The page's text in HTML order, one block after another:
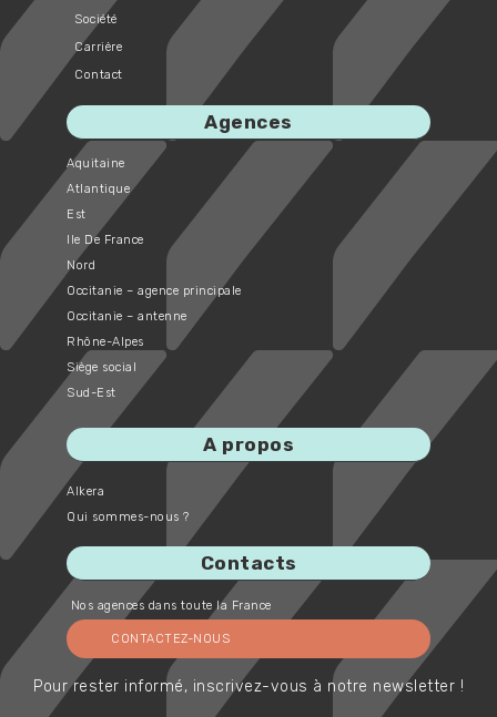
Société
Carrière
Contact
Agences
Aquitaine
Atlantique
Est
Ile De France
Nord
Occitanie – agence principale
Occitanie – antenne
Rhône-Alpes
Siège social
Sud-Est
A propos
Alkera
Qui sommes-nous ?
Contacts
Nos agences dans toute la France
CONTACTEZ-NOUS
Pour rester informé, inscrivez-vous à notre newsletter !